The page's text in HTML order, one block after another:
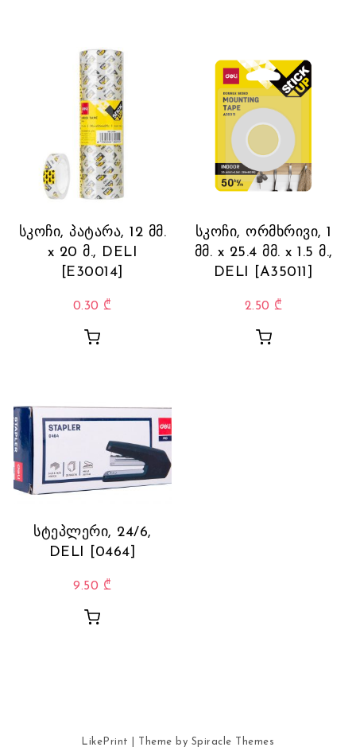
სკოჩი, პატარა, 12 მმ.
x 20 მ., DELI
[E30014]
0.30 ₾
სკოჩი, ორმხრივი, 1
მმ. x 25.4 მმ. x 1.5 მ.,
DELI [A35011]
2.50 ₾
სტეპლერი, 24/6,
DELI [0464]
9.50 ₾
LikePrint | Theme by Spiracle Themes